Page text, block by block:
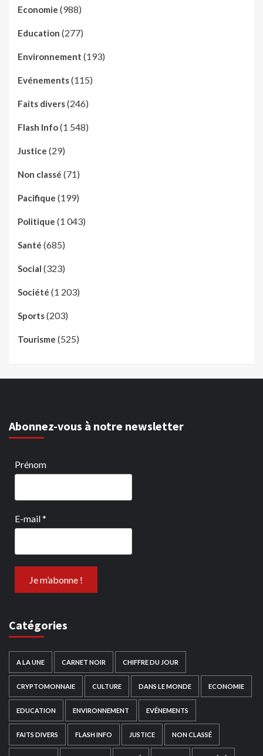
Economie (988)
Education (277)
Environnement (193)
Evénements(115)
Faits divers(246)
Flash Info(1 548)
Justice (29)
Non classé (71)
Pacifique (199)
Politique (1 043)
Santé (685)
Social (323)
Société (1 203)
Sports(203)
Tourisme (525)
Abonnez-vous à notre newsletter
Prénom
E-mail*
Catégories
A LA UNE CARNET NOIR CHIFFRE DU JOUR
CRYPTOMONNAIE CULTURE DANS LE MONDE ECONOMIE
EDUCATION ENVIRONNEMENT EVÉNEMENTS
FAITS DIVERS FLASH INFO JUSTICE NON CLASSÉ